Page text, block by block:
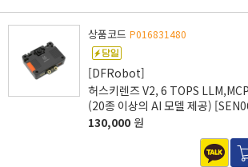
상품코드 P016831480
[DFRobot]
허스키렌즈 V2, 6 TOPS
(20종 이상의 AI 모델 제공)
130,000 원